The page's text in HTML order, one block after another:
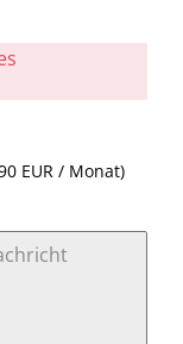
EUR / Monat)